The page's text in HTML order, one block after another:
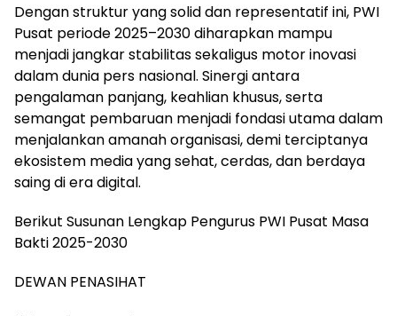
Dengan struktur yang solid dan representatif ini, PWI
Pusat periode 2025–2030 diharapkan mampu
menjadi jangkar stabilitas sekaligus motor inovasi
dalam dunia pers nasional. Sinergi antara
pengalaman panjang, keahlian khusus, serta
semangat pembaruan menjadi fondasi utama dalam
menjalankan amanah organisasi, demi terciptanya
ekosistem media yang sehat, cerdas, dan berdaya
saing di era digital.
Berikut Susunan Lengkap Pengurus PWI Pusat Masa
Bakti 2025-2030
DEWAN PENASIHAT